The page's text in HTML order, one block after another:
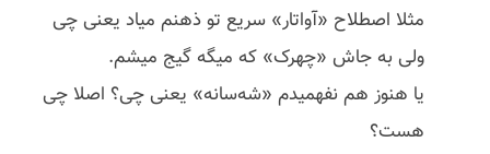
مثلا اصطلاح «آواتار» سریع تو ذهنم میاد یعنی چی
ولی به جاش «چهرک» که میگه گیج میشم.
یا هنوز هم نفهمیدم «شه‌سانه» یعنی چی؟ اصلا چی
هست؟